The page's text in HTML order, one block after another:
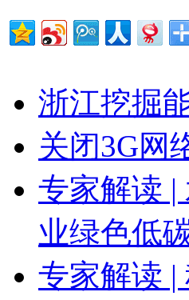
浙江挖掘
关闭3G网
专家解读 |
业绿色低
专家解读 |